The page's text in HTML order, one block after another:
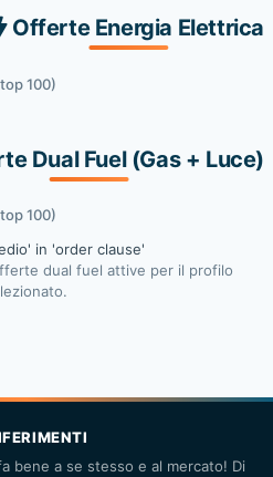
Offerte Energia Elettrica
100)
Dual Fuel (Gas + Luce)
100)
in 'order clause'
dual fuel attive per il profilo
bene a se stesso e al mercato! Di